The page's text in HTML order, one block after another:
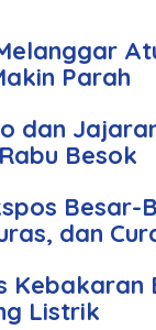
Parah
dan
Besok
Besar-
dan
Kebakaran
Listrik